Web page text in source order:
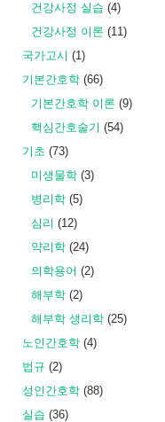
건강사정 실습 (4)
건강사정 이론 (11)
국가고시 (1)
기본간호학 (66)
기본간호학 이론 (9)
핵심간호술기 (54)
기초 (73)
미생물학 (3)
병리학 (5)
심리 (12)
약리학 (24)
의학용어 (2)
해부학 (2)
해부학 생리학 (25)
노인간호학 (4)
법규 (2)
성인간호학 (88)
실습 (36)